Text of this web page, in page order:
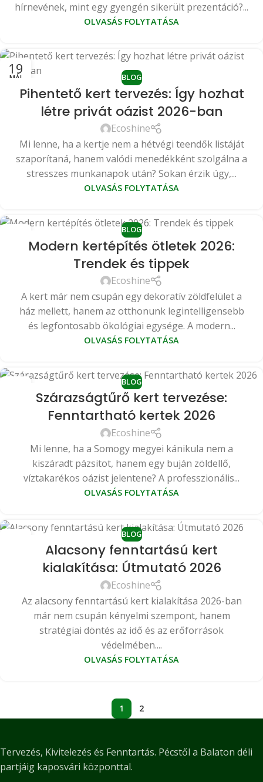
hírnevének, mint egy gyengén sikerült prezentáció?...
OLVASÁS FOLYTATÁSA
19
MÁJ BLOG
Pihentető kert tervezés: Így hozhat
létre privát oázist 2026-ban
Ecoshine
Mi lenne, ha a kertje nem a hétvégi teendők listáját
szaporítaná, hanem valódi menedékként szolgálna a
stresszes munkanapok után? Sokan érzik úgy,...
OLVASÁS FOLYTATÁSA
BLOG
Modern kertépítés ötletek 2026:
Trendek és tippek
Ecoshine
A kert már nem csupán egy dekoratív zöldfelület a
ház mellett, hanem az otthonunk legintelligensebb
és legfontosabb ökológiai egysége. A modern...
OLVASÁS FOLYTATÁSA
BLOG
Szárazságtűrő kert tervezése:
Fenntartható kertek 2026
Ecoshine
Mi lenne, ha a Somogy megyei kánikula nem a
kiszáradt pázsitot, hanem egy buján zöldellő,
víztakarékos oázist jelentene? A professzionális...
OLVASÁS FOLYTATÁSA
BLOG
Alacsony fenntartású kert
kialakítása: Útmutató 2026
Ecoshine
Az alacsony fenntartású kert kialakítása 2026-ban
már nem csupán kényelmi szempont, hanem
stratégiai döntés az idő és az erőforrások
védelmében....
OLVASÁS FOLYTATÁSA
1 2
Tervezés, Kivitelezés és Fenntartás. Pécstől a Balaton déli
partjáig kaposvári központtal.